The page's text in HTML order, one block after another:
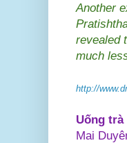
Another
revealed
much
http://
Uống
Mai